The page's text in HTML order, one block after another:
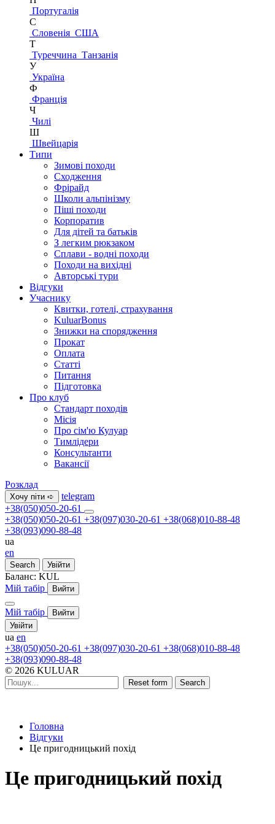
Португалія
С
Словенія США
Т
Туреччина Танзанія
У
Україна
Ф
Франція
Ч
Чилі
Ш
Швейцарія
Типи
Зимові походи
Сходження
Фрірайд
Школи альпінізму
Піші походи
Корпоратив
Для дітей та батьків
З легким рюкзаком
Сплави - водні походи
Походи на вихідні
Авторські тури
Відгуки
Учаснику
Квитки, готелі, страхування
KuluarBonus
Знижки на спорядження
Прокат
Оплата
Статті
Питання
Підготовка
Про клуб
Стандарт походів
Місія
Про сім'ю Кулуар
Тимлідери
Консультанти
Вакансії
Розклад
Хочу піти ➪
telegram
+38(050)050-20-61
+38(050)050-20-61 +38(097)030-20-61 +38(068)010-88-48
+38(093)090-88-48
ua
en
Search Увійти
Баланс: KUL
Мій табір
Вийти
Мій табір
Вийти
Увійти
ua en
+38(050)050-20-61 +38(097)030-20-61 +38(068)010-88-48
+38(093)090-88-48
© 2026 KULUAR
Reset form Search
Головна
Відгуки
Це пригодницький похід
Це пригодницький похід